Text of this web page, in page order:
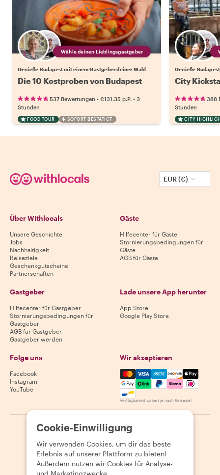
Wähle deinen Lieblingsgastgeber
Genieße Budapest mit einem Gastgeber deiner Wahl
Die 10 Kostproben von Budapest
537 Bewertungen • €131.35 p.P. • 3
Stunden
FOOD TOUR SOFORT BESTÄTIGT
Genieße
City
388
Stunden
CITY
EUR (€)
Über Withlocals
Unsere Geschichte
Jobs
Nachhaltigkeit
Reiseziele
Geschenkgutscheine
Partnerschaften
Gäste
Hilfecenter für Gäste
Stornierungsbedingungen für
Gäste
AGB für Gäste
Gastgeber
Hilfecenter für Gastgeber
Stornierungsbedingungen für
Gastgeber
AGB für Gastgeber
Gastgeber werden
Lade unsere App herunter
App Store
Google Play Store
Folge uns
Facebook
Instagram
YouTube
Wir akzeptieren
Mastercard, Visa, Amex,
Verfügbarkeit variiert je nach Reiseziel
2026 Withlocals.com | Datenschutzerklärung
Seitenübersicht
Cookie-Einwilligung
Wir verwenden Cookies, um dir das beste
Erlebnis auf unserer Plattform zu bieten!
Außerdem nutzen wir Cookies für Analyse-
und Marketingzwecke.